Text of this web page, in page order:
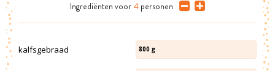
Ingrediënten voor 4 personen
kalfsgebraad 800 g